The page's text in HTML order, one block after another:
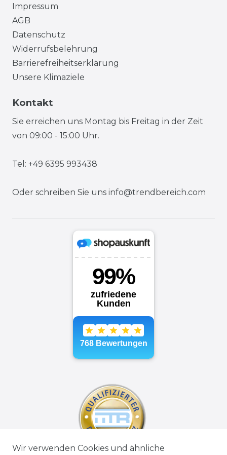
Impressum
AGB
Datenschutz
Widerrufsbelehrung
Barrierefreiheitserklärung
Unsere Klimaziele
Kontakt
Sie erreichen uns Montag bis Freitag in der Zeit
von 09:00 - 15:00 Uhr.
Tel: +49 6395 993438
Oder schreiben Sie uns info@trendbereich.com
Wir verwenden Cookies und ähnliche